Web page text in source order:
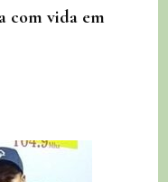
com vida em